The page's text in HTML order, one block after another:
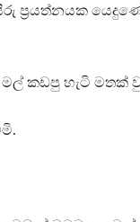
ප්‍රයත්නයක
කඩපු හැටි මතක්